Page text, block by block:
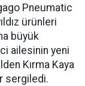
Pneumatic
ürünleri
büyük
ailesinin yeni
Kırma Kaya
sergiledi.